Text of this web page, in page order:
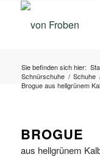
Sie befinden sich hier:
Schnürschuhe / Schuhe
Brogue aus hellgrünem
BROGUE
aus hellgrünem